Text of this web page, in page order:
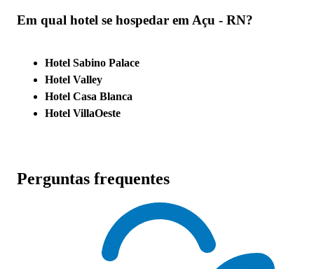
Em qual hotel se hospedar em Açu - RN?
Hotel Sabino Palace
Hotel Valley
Hotel Casa Blanca
Hotel VillaOeste
Perguntas frequentes